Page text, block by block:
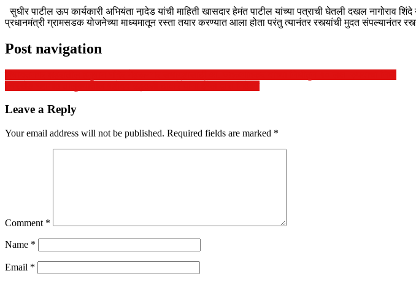
सुधीर पाटील ऊप कार्यकारी अभियंता ना़देड यांची माहिती खासदार हेमंत पाटील यांच्या पत्राची घेतली दखल नागोराव
प्रधानमंत्री ग्रामसडक योजनेच्या माध्यमातून रस्ता तयार करण्यात आला होता परंतु त्यानंतर रस्त्यांची मुदत
Post navigation
Leave a Reply
Your email address will not be published. Required fields are marked *
Comment *
Name *
Email *